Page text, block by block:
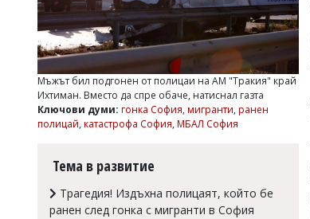
Управители:
Веселин
Василев,
v.vasilev@flagman.bg
Касабова,
k.kassabova@flagman.bg
office@flagman.bg
Мъжът бил подгонен от полицаи на АМ "Тракия" край
Ихтиман. Вместо да спре обаче, натиснал газта
Ключови думи: гонка София, мигранти, ранен
полицай, катастрофа София, МБАЛ София
Тема в развитие
Трагедия! Издъхна полицаят, който бе
ранен след гонка с мигранти в София